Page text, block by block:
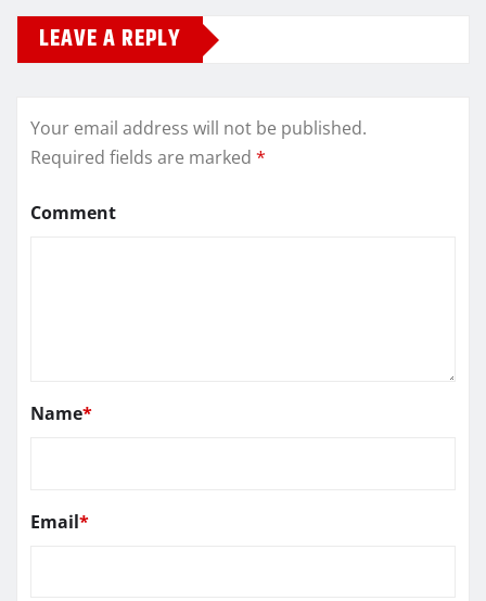
LEAVE A REPLY
Your email address will not be published.
Required fields are marked *
Comment
Name*
Email*